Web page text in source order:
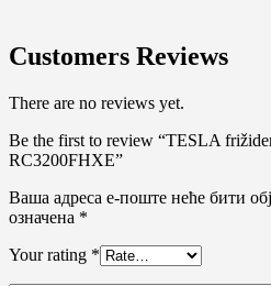
Customers Reviews
There are no reviews yet.
Be the first to review “TESLA
RC3200FHXE”
Ваша адреса е-поште неће бити
означена *
Your rating *